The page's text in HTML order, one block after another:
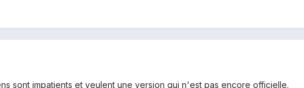
sont impatients et veulent une version qui n'est pas encore officielle.